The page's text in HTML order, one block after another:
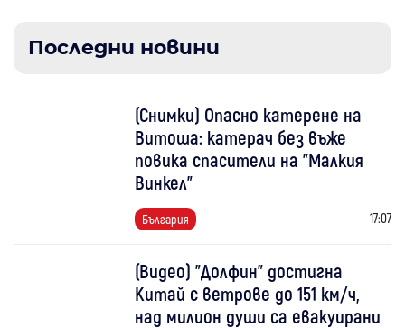
Последни новини
(Снимки) Опасно катерене на
Витоша: катерач без въже
повика спасители на "Малкия
Винкел"
България 17:07
(Видео) "Долфин" достигна
Китай с ветрове до 151 км/ч,
над милион души са евакуирани